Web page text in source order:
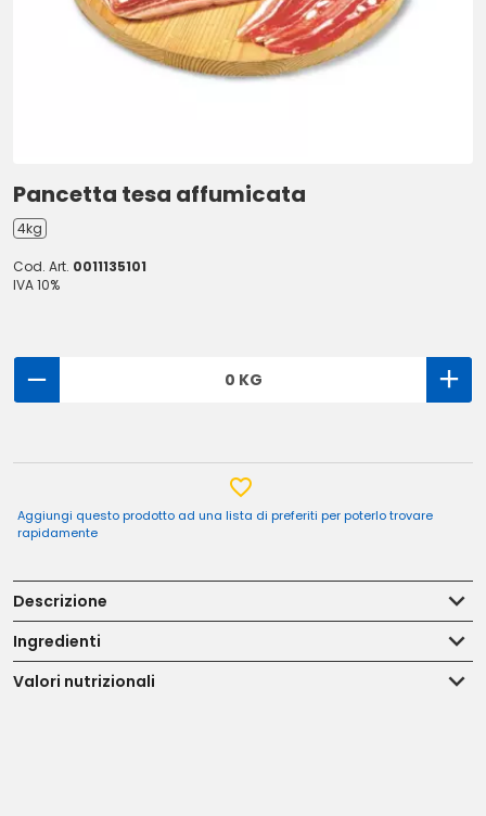
Pancetta tesa affumicata
4kg
Cod. Art. 0011135101
IVA 10%
0 KG
Aggiungi questo prodotto ad una lista di preferiti per poterlo trovare
rapidamente
Descrizione
Ingredienti
Valori nutrizionali